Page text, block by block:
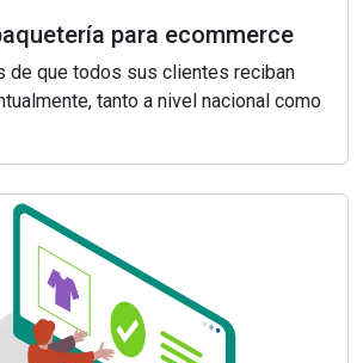
para ecommerce
de que todos sus clientes reciban
tanto a nivel nacional como